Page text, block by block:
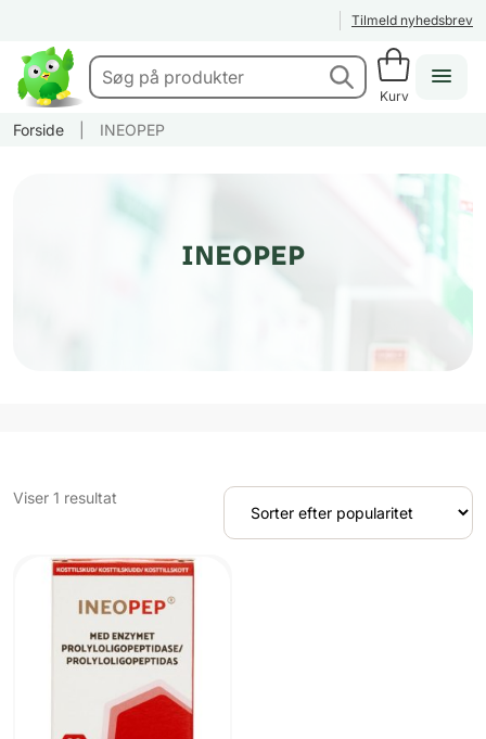
Tilmeld nyhedsbrev
Kurv
Forside INEOPEP
INEOPEP
Viser 1 resultat